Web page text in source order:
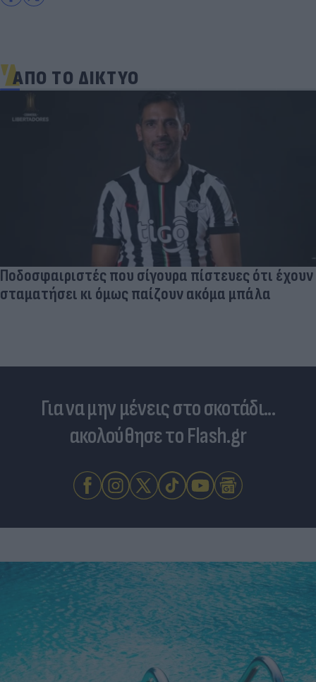
ΑΠΟ ΤΟ ΔΙΚΤΥΟ
Ποδοσφαιριστές που σίγουρα πίστευες ότι έχουν
σταματήσει κι όμως παίζουν ακόμα μπάλα
Για να μην μένεις στο σκοτάδι...
ακολούθησε το Flash.gr